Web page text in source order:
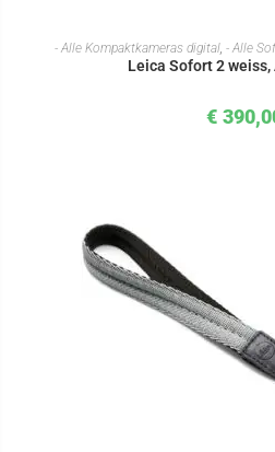
IN DEN
- Alle Kompaktkameras digital, - Alle
Leica Sofort 2 weiss,
€